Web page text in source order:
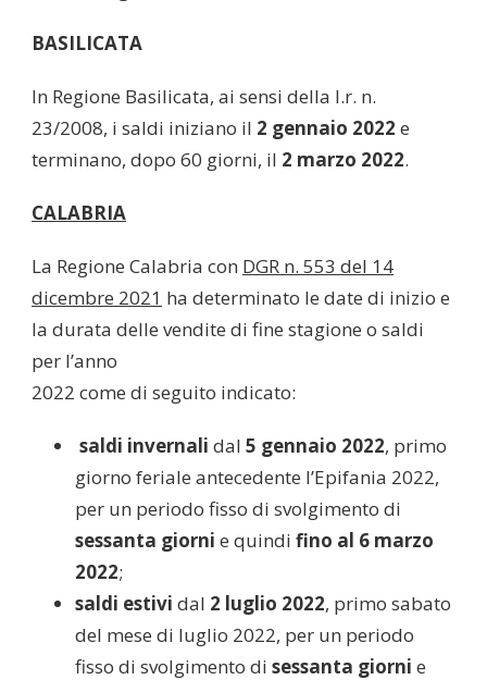
BASILICATA
In Regione Basilicata, ai sensi della l.r. n.
23/2008, i saldi iniziano il 2 gennaio 2022 e
terminano, dopo 60 giorni, il 2 marzo 2022.
CALABRIA
La Regione Calabria con DGR n. 553 del 14
dicembre 2021 ha determinato le date di inizio e
la durata delle vendite di fine stagione o saldi
per l’anno
2022 come di seguito indicato:
saldi invernali dal 5 gennaio 2022, primo
giorno feriale antecedente l’Epifania 2022,
per un periodo fisso di svolgimento di
sessanta giorni e quindi fino al 6 marzo
2022;
saldi estivi dal 2 luglio 2022, primo sabato
del mese di luglio 2022, per un periodo
fisso di svolgimento di sessanta giorni e